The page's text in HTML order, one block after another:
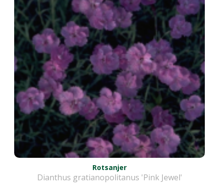
Rotsanjer
Dianthus gratianopolitanus 'Pink Jewel'